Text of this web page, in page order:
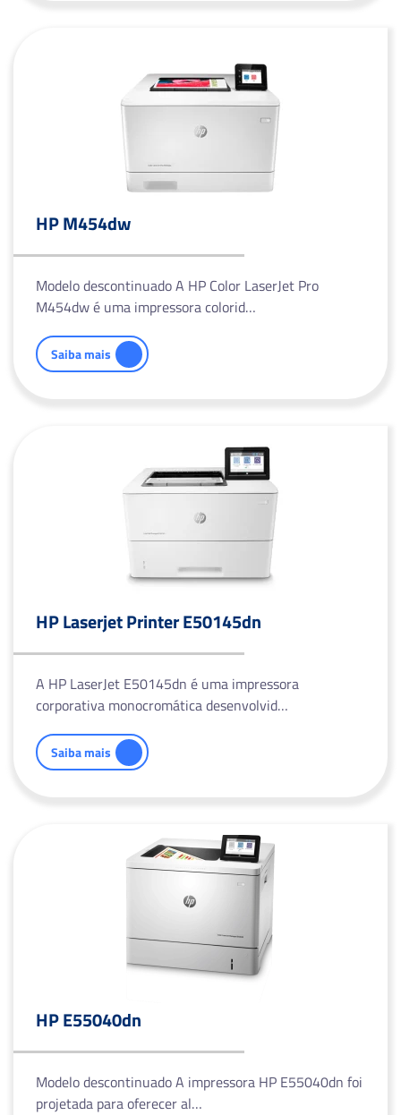
HP M454dw
Modelo descontinuado A HP Color LaserJet Pro
M454dw é uma impressora colorid…
Saiba mais
HP Laserjet Printer E50145dn
A HP LaserJet E50145dn é uma impressora
corporativa monocromática desenvolvid…
Saiba mais
HP E55040dn
Modelo descontinuado A impressora HP E55040dn foi
projetada para oferecer al…